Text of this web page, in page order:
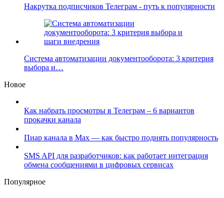
Накрутка подписчиков Телеграм - путь к популярности
Система автоматизации документооборота: 3 критерия
выбора и…
Новое
Как набрать просмотры в Телеграм – 6 вариантов
прокачки канала
Пиар канала в Max — как быстро поднять популярность
SMS API для разработчиков: как работает интеграция
обмена сообщениями в цифровых сервисах
Популярное